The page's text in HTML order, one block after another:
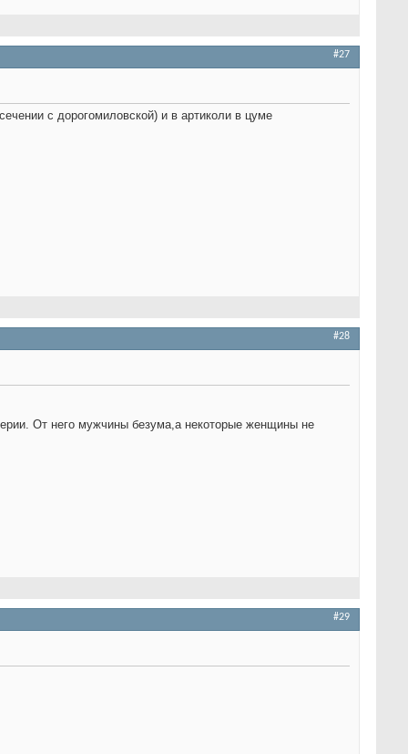
#27
с дорогомиловской) и в артиколи в цуме
#28
От него мужчины безума,а некоторые женщины не
#29